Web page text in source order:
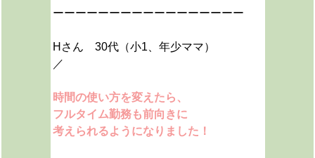
ーーーーーーーーーーーーーーーーー
Hさん 30代（小1、年少ママ）
／
時間の使い方を変えたら、
フルタイム勤務も前向きに
考えられるようになりました！